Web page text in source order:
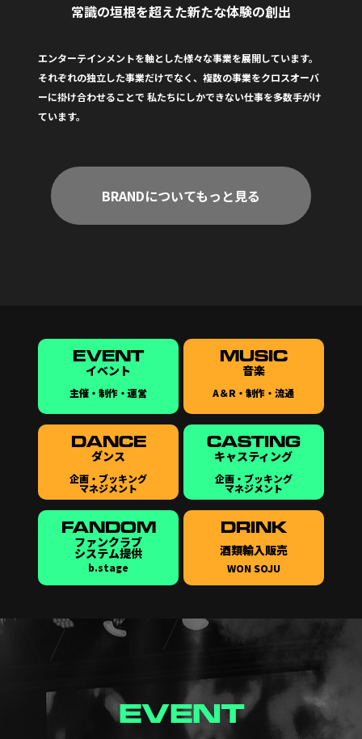
常識の垣根を超えた新たな体験の創出
エンターテインメントを軸とした様々な事業を展開しています。
それぞれの独立した事業だけでなく、複数の事業をクロスオーバ
ーに掛け合わせることで 私たちにしかできない仕事を多数手がけ
ています。
BRANDについてもっと見る
EVENT
イベント
主催・制作・運営
MUSIC
音楽
A＆R・制作・流通
DANCE
ダンス
企画・ブッキング
マネジメント
CASTING
キャスティング
企画・ブッキング
マネジメント
FANDOM
ファンクラブ
システム提供
b.stage
DRINK
酒類輸入販売
WON SOJU
EVENT